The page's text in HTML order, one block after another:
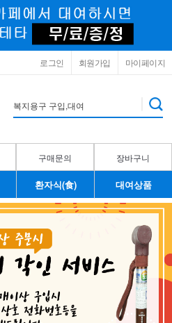
마이페이지
회원가입
로그인
구매문의 장바구니
환자식(食) 대여상품